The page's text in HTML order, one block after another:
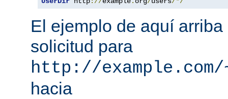
El ejemplo de aquí
solicitud para
http://example.com/
hacia